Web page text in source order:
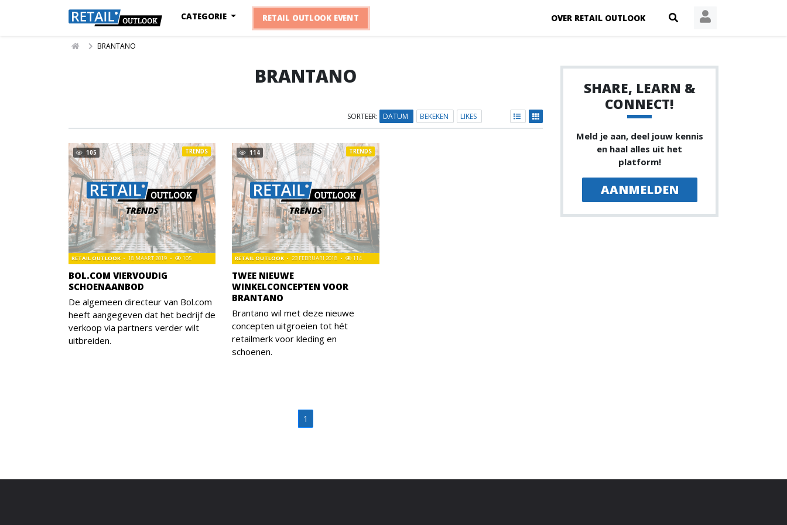
OVER RETAIL OUTLOOK
CATEGORIE RETAIL OUTLOOK EVENT
BRANTANO
BRANTANO
SORTEER: DATUM BEKEKEN LIKES
105
BOL.COM VIERVOUDIG
SCHOENAANBOD
RETAIL OUTLOOK 18 MAART 2019 105
TRENDS
De algemeen directeur van Bol.com
heeft aangegeven dat het bedrijf de
verkoop via partners verder wilt
uitbreiden.
114
TWEE NIEUWE
WINKELCONCEPTEN VOOR
BRANTANO
RETAIL OUTLOOK 23 FEBRUARI 2018 114
TRENDS
Brantano wil met deze nieuwe
concepten uitgroeien tot hét
retailmerk voor kleding en
schoenen.
1
SHARE, LEARN &
CONNECT!
Meld je aan, deel jouw kennis
en haal alles uit het
platform!
AANMELDEN